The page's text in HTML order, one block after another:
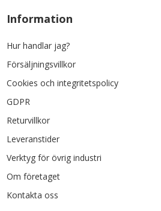
Information
Hur handlar jag?
Försäljningsvillkor
Cookies och integritetspolicy
GDPR
Returvillkor
Leveranstider
Verktyg för övrig industri
Om företaget
Kontakta oss